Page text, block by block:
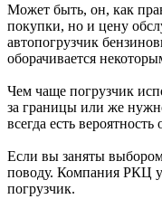
Может быть, он, как
покупки, но и цену
автопогрузчик
оборачивается
Чем чаще погрузчик
за границы или же
всегда есть
Если вы заняты
поводу. Компания РКЦ
погрузчик.